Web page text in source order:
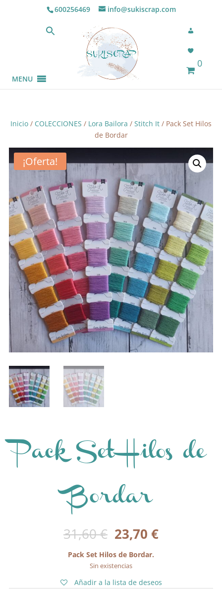
600256469 info@sukiscrap.com
0
MENU
Inicio / COLECCIONES / Lora Bailora / Stitch It / Pack Set Hilos
de Bordar
¡Oferta!
Pack Set Hilos de
Bordar
31,60€ El
precio
original
era:
31,60 €.
23,70 €El
23,70 €.
Pack Set Hilos de Bordar.
Sin existencias
Añadir a la lista de deseos